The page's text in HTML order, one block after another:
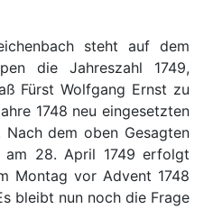
steht auf dem
die Jahreszahl 1749,
Fürst Wolfgang Ernst zu
1748 neu eingesetzten
Nach dem oben Gesagten
am 28. April 1749 erfolgt
Montag vor Advent 1748
bleibt nun noch die Frage